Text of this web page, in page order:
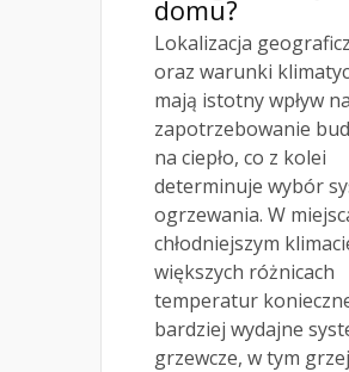
domu?
Lokalizacja
oraz warunki
mają istotny wpływ na
zapotrzebowanie
na ciepło, co z kolei
determinuje wybór
ogrzewania. W
chłodniejszym
większych różnicach
temperatur
bardziej wydajne
grzewcze, w tym